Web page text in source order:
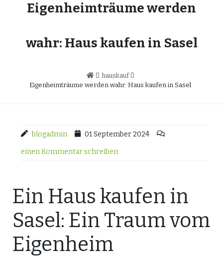
Eigenheimträume werden
wahr: Haus kaufen in Sasel
hauskauf
Eigenheimträume werden wahr: Haus kaufen in Sasel
blogadmin 01 September 2024
einen Kommentar schreiben
Ein Haus kaufen in
Sasel: Ein Traum vom
Eigenheim